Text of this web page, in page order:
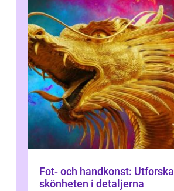
Fot- och handkonst: Utforska
skönheten i detaljerna